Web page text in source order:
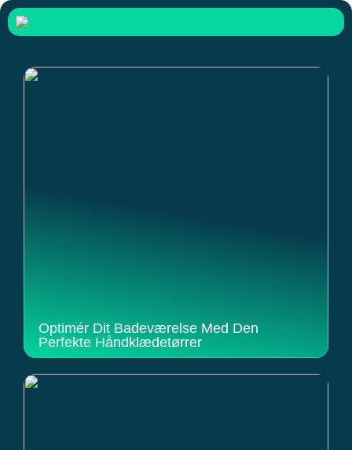
Optimér Dit Badeværelse Med Den
Perfekte Håndklædetørrer